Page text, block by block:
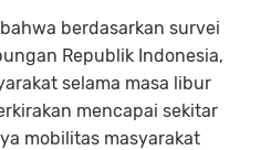
berdasarkan survei
Republik Indonesia,
selama masa libur
mencapai sekitar
mobilitas masyarakat